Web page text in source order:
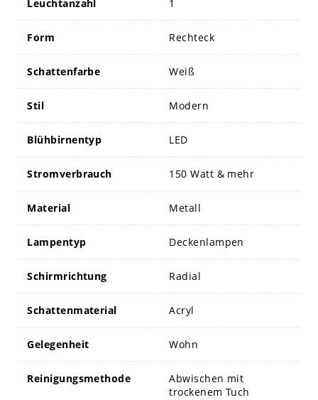
Leuchtanzahl 1
Form Rechteck
Schattenfarbe Weiß
Stil Modern
Blühbirnentyp LED
Stromverbrauch 150 Watt & mehr
Material Metall
Lampentyp Deckenlampen
Schirmrichtung Radial
Schattenmaterial Acryl
Gelegenheit Wohn
Reinigungsmethode
Abwischen mit
trockenem Tuch